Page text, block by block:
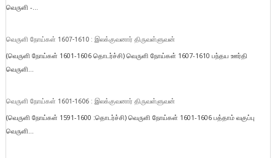
வெருளி -...
வெருளி நோய்கள் 1607-1610 : இலக்குவனார் திருவள்ளுவன்
(வெருளி நோய்கள் 1601-1606 தொடர்ச்சி) வெருளி நோய்கள் 1607-1610 பந்தய ஊர்தி
வெருளி...
வெருளி நோய்கள் 1601-1606 : இலக்குவனார் திருவள்ளுவன்
(வெருளி நோய்கள் 1591-1600 :தொடர்ச்சி) வெருளி நோய்கள் 1601-1606 பத்தாம் வகுப்பு
வெருளி...